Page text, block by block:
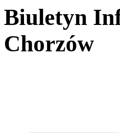
Biuletyn
Chorzów